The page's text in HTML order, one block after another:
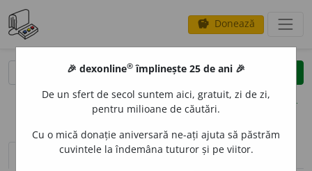
savings Donează
clear
opțiuni
definiții (1) pronunțievolume_up (50)
🎉 dexonline® împlinește 25 de ani 🎉
De un sfert de secol suntem aici, gratuit, zi de zi,
pentru milioane de căutări.
Cu o mică donație aniversară ne-ați ajuta să păstrăm
cuvintele la îndemâna tuturor și pe viitor.